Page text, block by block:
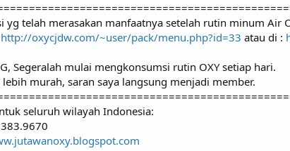
yg telah merasakan manfaatnya setelah rutin minum Air
http://oxycjdw.com/~user/pack/menu.php?id=33 atau di :
Segeralah mulai mengkonsumsi rutin OXY setiap hari.
murah, saran saya langsung menjadi member.
seluruh wilayah Indonesia: